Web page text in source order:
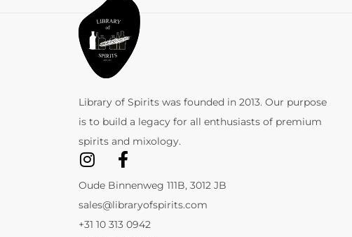
Library of Spirits was founded in 2013. Our purpose
is to build a legacy for all enthusiasts of premium
spirits and mixology.
Oude Binnenweg 111B, 3012 JB
sales@libraryofspirits.com
+31 10 313 0942